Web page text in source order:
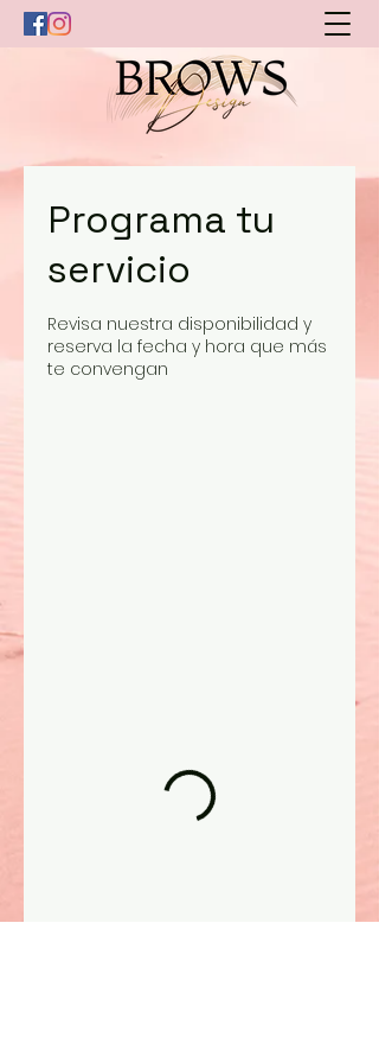
Programa tu
servicio
Revisa nuestra disponibilidad y
reserva la fecha y hora que más
te convengan